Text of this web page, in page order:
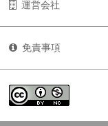
運営会社
免責事項